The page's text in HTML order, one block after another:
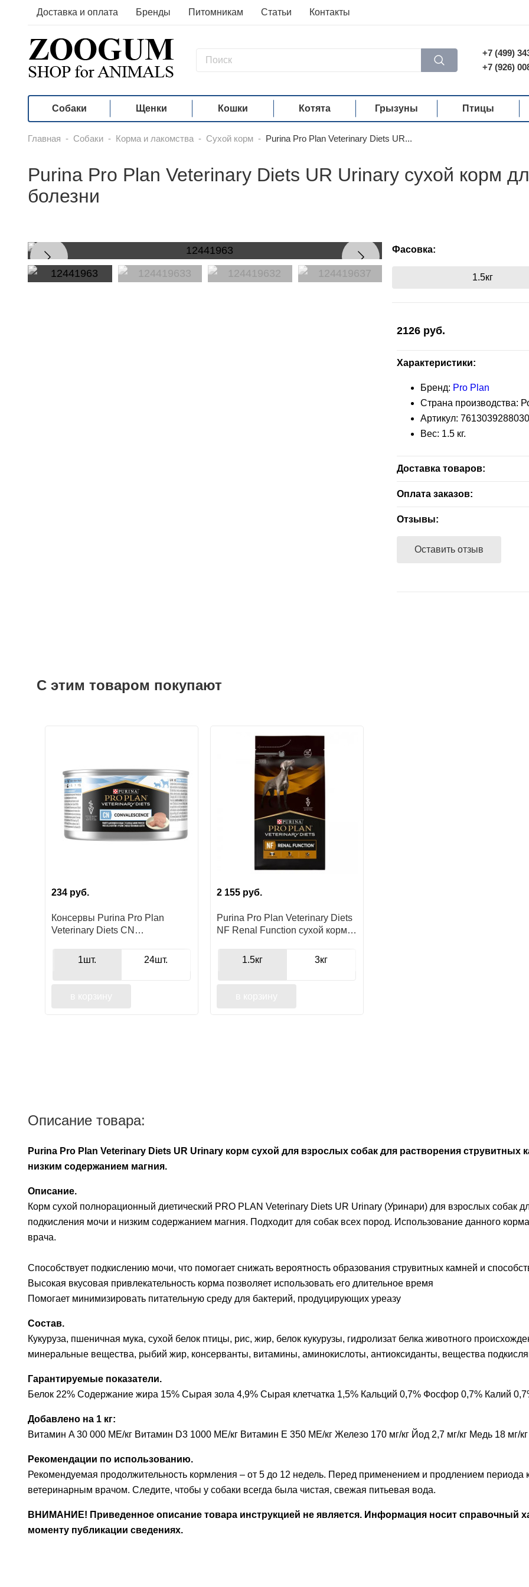
Доставка и оплата Бренды Питомникам Статьи Контакты
+7 (499)
+7 (926)
Собаки Щенки Кошки Котята Грызуны Птицы
Главная - Собаки - Корма и лакомства - Сухой корм - Purina Pro Plan Veterinary Diets UR...
Purina Pro Plan Veterinary Diets UR Urinary сухой корм
болезни
Фасовка:
1.5кг
2126 руб.
Характеристики:
Бренд: Pro Plan
Страна производства:
Артикул: 7613039288030
Вес: 1.5 кг.
Доставка товаров:
Бесплатная доставка —
доставляются партнерами —
Оплата заказов:
Расчет наличными - при
Расчет безналичный - при
Отзывы:
Оставить отзыв
С этим товаром покупают
234 руб.
Консервы Purina Pro Plan
Veterinary Diets CN
собак всех возрастов при
1шт. 24шт.
2 155 руб.
Purina Pro Plan Veterinary Diets
NF Renal Function сухой корм
1.5кг
3кг
Описание товара:
Purina Pro Plan Veterinary Diets UR Urinary корм сухой для взрослых собак для растворения струвитных
низким содержанием магния.
Описание.
Корм сухой полнорационный диетический PRO PLAN Veterinary Diets UR Urinary (Уринари) для взрослых собак
подкисления мочи и низким содержанием магния. Подходит для собак всех пород. Использование данного
врача.
Способствует подкислению мочи, что помогает снижать вероятность образования струвитных камней и
Высокая вкусовая привлекательность корма позволяет использовать его длительное время
Помогает минимизировать питательную среду для бактерий, продуцирующих уреазу
Состав.
Кукуруза, пшеничная мука, сухой белок птицы, рис, жир, белок кукурузы, гидролизат белка животного
минеральные вещества, рыбий жир, консерванты, витамины, аминокислоты, антиоксиданты, вещества
Гарантируемые показатели.
Белок 22% Содержание жира 15% Сырая зола 4,9% Сырая клетчатка 1,5% Кальций 0,7% Фосфор 0,7% Калий
Добавлено на 1 кг:
Витамин A 30 000 МЕ/кг Витамин D3 1000 МЕ/кг Витамин E 350 МЕ/кг Железо 170 мг/кг Йод 2,7 мг/кг Медь 18 мг/
Рекомендации по использованию.
Рекомендуемая продолжительность кормления – от 5 до 12 недель. Перед применением и продлением периода
ветеринарным врачом. Следите, чтобы у собаки всегда была чистая, свежая питьевая вода.
ВНИМАНИЕ! Приведенное описание товара инструкцией не является. Информация носит справочный
моменту публикации сведениях.